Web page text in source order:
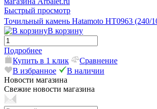
Быстрый просмотр
Точильный камень Hatamoto HT0963 (240/
В корзину
Подробнее
Купить в 1 клик
Сравнение
В избранное
В наличии
Новости магазина
Свежие новости магазина